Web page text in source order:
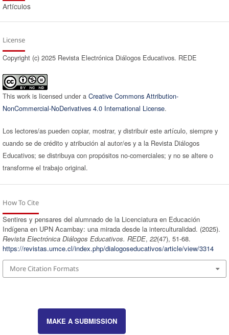
Artículos
License
Copyright (c) 2025 Revista Electrónica Diálogos Educativos. REDE
This work is licensed under a Creative Commons Attribution-
NonCommercial-NoDerivatives 4.0 International License.
Los lectores/as pueden copiar, mostrar, y distribuir este artículo, siempre y
cuando se de crédito y atribución al autor/es y a la Revista Diálogos
Educativos; se distribuya con propósitos no-comerciales; y no se altere o
transforme el trabajo original.
How To Cite
Sentires y pensares del alumnado de la Licenciatura en Educación
Indígena en UPN Acambay: una mirada desde la interculturalidad. (2025).
Revista Electrónica Diálogos Educativos. REDE, 22(47), 51-68.
https://revistas.umce.cl/index.php/dialogoseducativos/article/view/3314
More Citation Formats
MAKE A SUBMISSION